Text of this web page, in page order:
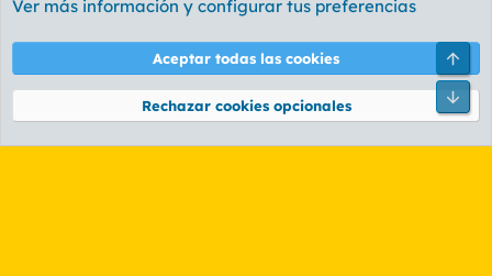
Cookies
PL OLDSTYLE AMARILLO
Términos y reglas Política de privacidad Ayuda
Community platform by XenForo® © 2010-2026 XenForo Ltd.
Ver más información y configurar tus preferencias
Aceptar todas las cookies
Rechazar cookies opcionales
Pie